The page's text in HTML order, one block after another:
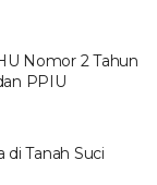
Nomor 2 Tahun
PPIU
di Tanah Suci